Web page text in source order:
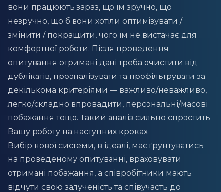
вони працюють зараз, що їм зручно, що
незручно, що б вони хотіли оптимізувати /
змінити / покращити, чого їм не вистачає для
комфортної роботи. Після проведення
опитування отримані дані треба очистити від
дублікатів, проаналізувати та профільтрувати за
декількома критеріями — важливо/неважливо,
легко/складно впровадити, персональні/масові
побажання тощо. Такий аналіз сильно спростить
Вашу роботу на наступних кроках.
Вибір нової системи, в ідеалі, має ґрунтуватись
на проведеному опитуванні, враховувати
отримані побажання, а співробітники мають
відчути свою залученість та співучасть до